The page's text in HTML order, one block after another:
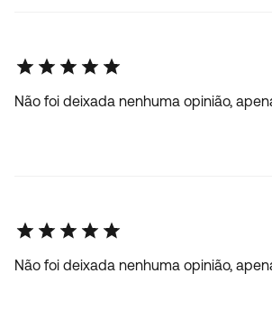
Não foi deixada nenhuma opinião,
Não foi deixada nenhuma opinião,